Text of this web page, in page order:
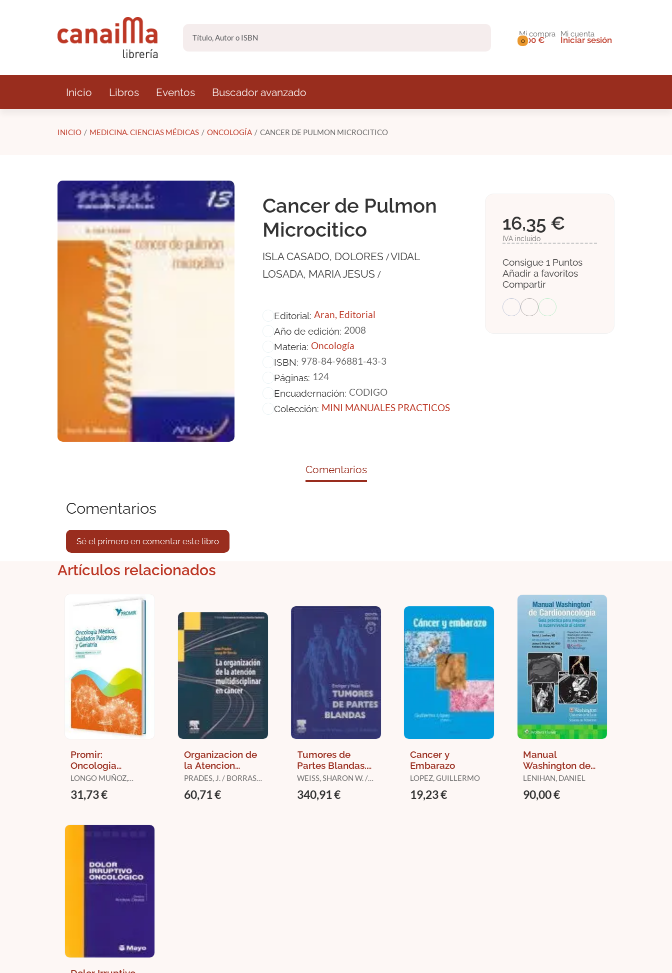
0
Mi compra
0,00 €
Mi cuenta
Iniciar sesión
Inicio Libros Eventos Buscador avanzado
INICIO MEDICINA. CIENCIAS MÉDICAS ONCOLOGÍA CANCER DE PULMON MICROCITICO
Cancer de Pulmon
Microcitico
ISLA CASADO, DOLORES /VIDAL
LOSADA, MARIA JESUS /
Editorial: Aran, Editorial
Año de edición: 2008
Materia: Oncología
ISBN: 978-84-96881-43-3
Páginas: 124
Encuadernación: CODIGO
Colección: MINI MANUALES PRACTICOS
16,35 €
IVA incluido
Consigue 1 Puntos
Añadir a favoritos
Compartir
Comentarios
Comentarios
Sé el primero en comentar este libro
Artículos relacionados
Promir:
Oncologia
Medica,
Paliativos y
LONGO MUÑOZ,
31,73 €
Organizacion de
la Atencion
Multidisciplinar
PRADES, J. / BORRAS,
60,71 €
Tumores de
Partes Blandas.
Enzinger y Weiss
WEISS, SHARON W. /
340,91 €
Cancer y
Embarazo
LOPEZ, GUILLERMO
19,23 €
Manual
Washington de
Cardiooncologia
LENIHAN, DANIEL
90,00 €